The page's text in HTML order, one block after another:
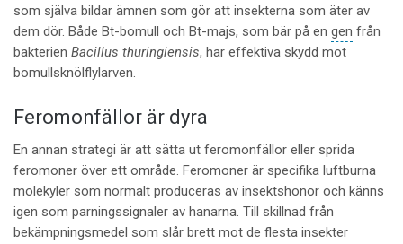
som själva bildar ämnen som gör att insekterna som äter av
dem dör. Både Bt-bomull och Bt-majs, som bär på en gen från
bakterien Bacillus thuringiensis, har effektiva skydd mot
bomullsknölflylarven.
Feromonfällor är dyra
En annan strategi är att sätta ut feromonfällor eller sprida
feromoner över ett område. Feromoner är specifika luftburna
molekyler som normalt produceras av insektshonor och känns
igen som parningssignaler av hanarna. Till skillnad från
bekämpningsmedel som slår brett mot de flesta insekter